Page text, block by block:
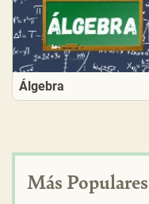
Álgebra
Más Populares